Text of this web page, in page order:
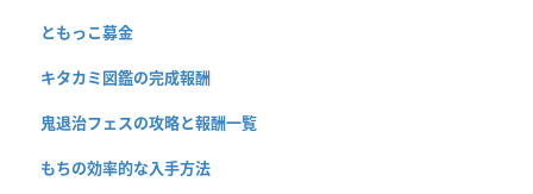
ともっこ募金
キタカミ図鑑の完成報酬
鬼退治フェスの攻略と報酬一覧
もちの効率的な入手方法